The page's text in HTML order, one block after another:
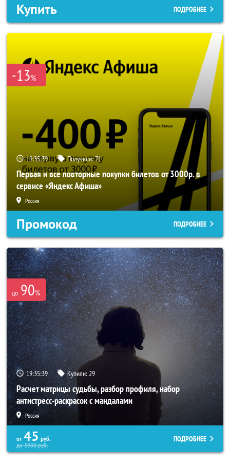
Купить ПОДРОБНЕЕ
-13%
19:35:37 Получили:71
Первая и все повторные покупки билетов от 3000р. в
сервисе «Яндекс Афиша»
Россия
Промокод ПОДРОБНЕЕ
до 90%
19:35:37 Купили:29
Расчет матрицы судьбы, разбор профиля, набор
антистресс-раскрасок с мандалами
Россия
от 45 руб.
до3900руб.
ПОДРОБНЕЕ